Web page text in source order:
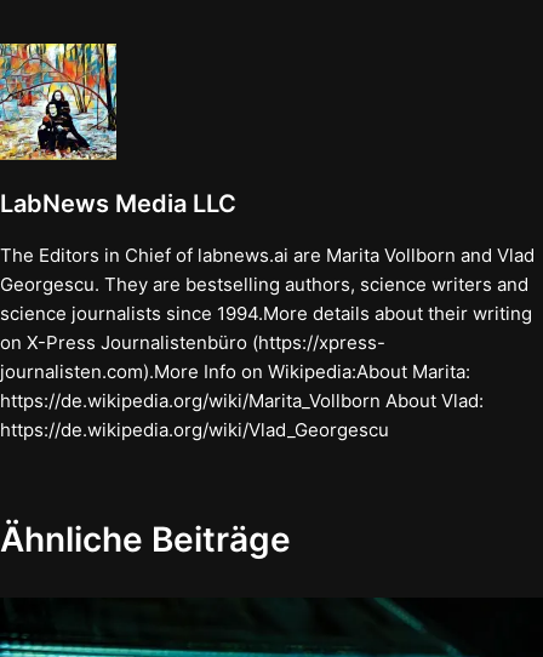
LabNews Media LLC
The Editors in Chief of labnews.ai are Marita Vollborn and Vlad
Georgescu. They are bestselling authors, science writers and
science journalists since 1994.More details about their writing
on X-Press Journalistenbüro (https://xpress-
journalisten.com).More Info on Wikipedia:About Marita:
https://de.wikipedia.org/wiki/Marita_Vollborn About Vlad:
https://de.wikipedia.org/wiki/Vlad_Georgescu
Ähnliche Beiträge